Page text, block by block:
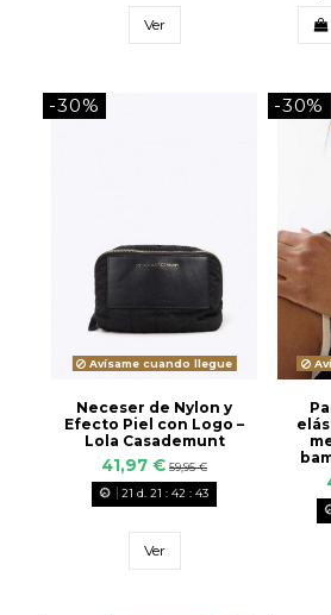
Ver
-30%
Avísame cuando llegue
Neceser de Nylon y
Efecto Piel con Logo –
Lola Casademunt
41,97 € 59,95 €
21 d. 21 : 42: 42
Ver
-30%